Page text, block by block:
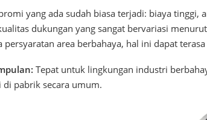
yang ada sudah biasa terjadi: biaya tinggi,
dukungan yang sangat bervariasi
persyaratan area berbahaya, hal ini dapat
Tepat untuk lingkungan industri
di pabrik secara umum.